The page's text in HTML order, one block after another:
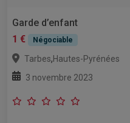
Garde d’enfant
1 €
Négociable
Tarbes,Hautes-Pyrénées
3 novembre 2023